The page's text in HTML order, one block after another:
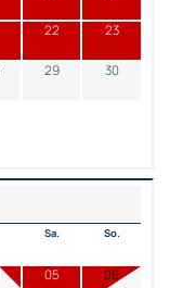
22 23
29 30
Sa. So.
05 06